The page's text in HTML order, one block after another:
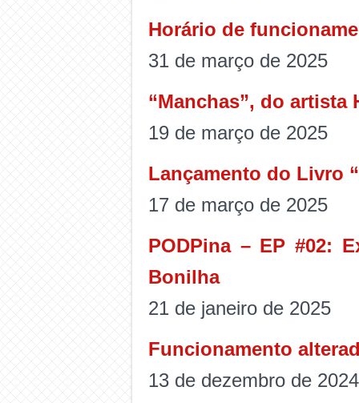
Horário de
31 de março de 2025
“Manchas”, do artista
19 de março de 2025
Lançamento do Livro
17 de março de 2025
PODPina – EP #02:
Bonilha
21 de janeiro de 2025
Funcionamento
13 de dezembro de 2024